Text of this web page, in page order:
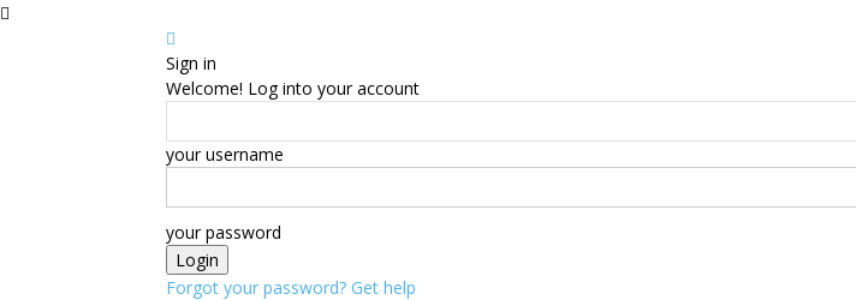
Sign in
Welcome! Log into your account
your username
your password
Forgot your password? Get help